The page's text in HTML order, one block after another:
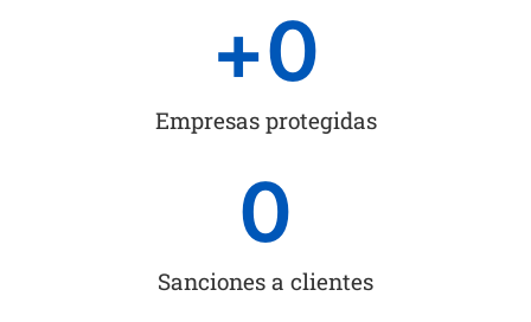
Empresas protegidas
+0
Sanciones a clientes
0